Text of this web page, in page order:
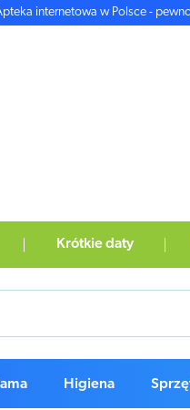
internetowa w Polsce -
Krótkie daty
Higiena